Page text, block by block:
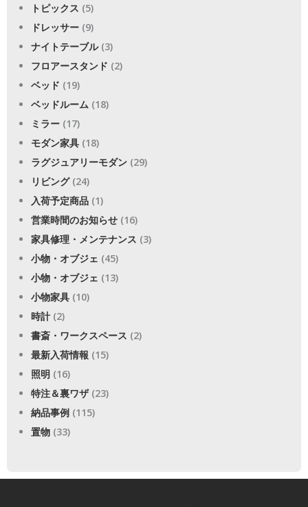
トピックス (5)
ドレッサー (9)
ナイトテーブル(3)
フロアースタンド (2)
ベッド (19)
ベッドルーム (18)
ミラー (17)
モダン家具 (18)
ラグジュアリーモダン (29)
リビング(24)
入荷予定商品 (1)
営業時間のお知らせ (16)
家具修理・メンテナンス (3)
小物・オブジェ (45)
小物・オブジェ (13)
小物家具 (10)
時計 (2)
書斎・ワークスペース (2)
最新入荷情報 (15)
照明 (16)
特注＆裏ワザ(23)
納品事例 (115)
置物 (33)